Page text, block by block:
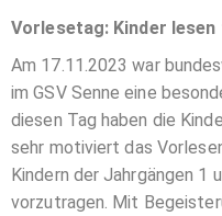
Vorlesetag: Kinder lesen
Am 17.11.2023 war
im GSV Senne eine
diesen Tag haben die
sehr motiviert das
Kindern der Jahrgängen 1
vorzutragen. Mit